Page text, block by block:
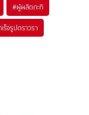
#ผู้ผลิตกะทิ
ร็จรูปตราวรา